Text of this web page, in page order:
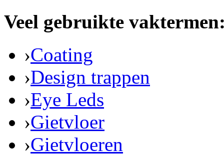
Veel gebruikte
›Coating
›Design trappen
›Eye Leds
›Gietvloer
›Gietvloeren